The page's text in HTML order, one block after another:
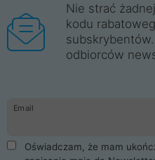
Nie strać
kodu
odbiorców
Email
Oświadczam, że mam